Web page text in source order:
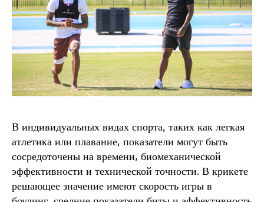
В индивидуальных видах спорта, таких как легкая
атлетика или плавание, показатели могут быть
сосредоточены на времени, биомеханической
эффективности и технической точности. В крикете
решающее значение имеют скорость игры в